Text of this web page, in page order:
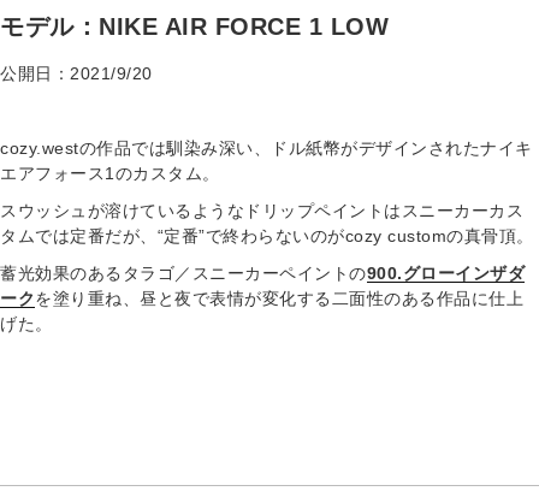
モデル：NIKE AIR FORCE 1 LOW
公開日：2021/9/20
cozy.westの作品では馴染み深い、ドル紙幣がデザインされたナイキ
エアフォース1のカスタム。
スウッシュが溶けているようなドリップペイントはスニーカーカス
タムでは定番だが、“定番”で終わらないのがcozy customの真骨頂。
蓄光効果のあるタラゴ／スニーカーペイントの900.グローインザダ
ークを塗り重ね、昼と夜で表情が変化する二面性のある作品に仕上
げた。